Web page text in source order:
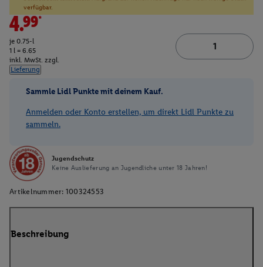
verfügbar.
4.99*
je 0.75-l
1 l = 6.65
inkl. MwSt. zzgl.
Lieferung
Sammle Lidl Punkte mit deinem Kauf.
Anmelden oder Konto erstellen, um direkt Lidl Punkte zu
sammeln.
Jugendschutz
Keine Auslieferung an Jugendliche unter 18 Jahren!
Artikelnummer: 100324553
Beschreibung